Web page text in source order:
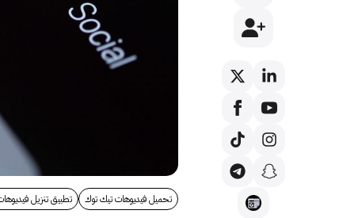
تحميل فيديوهات تيك توك تطبيق تنزيل